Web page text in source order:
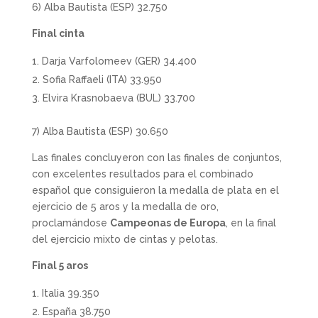
6) Alba Bautista (ESP) 32.750
Final cinta
Darja Varfolomeev (GER) 34.400
Sofia Raffaeli (ITA) 33.950
Elvira Krasnobaeva (BUL) 33.700
7) Alba Bautista (ESP) 30.650
Las finales concluyeron con las finales de conjuntos,
con excelentes resultados para el combinado
español que consiguieron la medalla de plata en el
ejercicio de 5 aros y la medalla de oro,
proclamándose Campeonas de Europa, en la final
del ejercicio mixto de cintas y pelotas.
Final 5 aros
Italia 39.350
España 38.750